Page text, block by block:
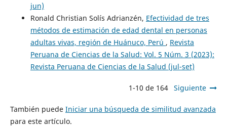
jun)
Ronald Christian Solís Adrianzén, Efectividad de tres
métodos de estimación de edad dental en personas
adultas vivas, región de Huánuco, Perú , Revista
Peruana de Ciencias de la Salud: Vol. 5 Núm. 3 (2023):
Revista Peruana de Ciencias de la Salud (jul-set)
1-10 de 164 Siguiente
También puede Iniciar una búsqueda de similitud avanzada
para este artículo.